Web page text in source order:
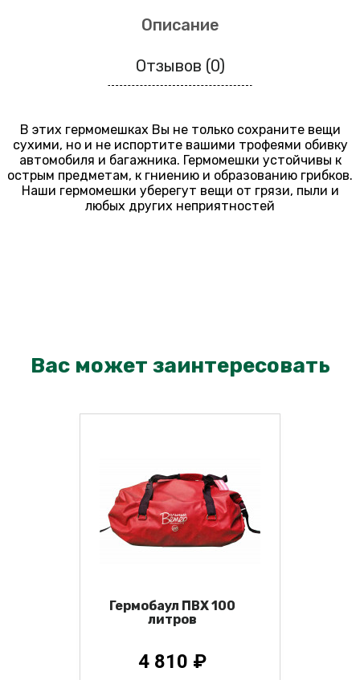
Описание
Отзывов (0)
В этих гермомешках Вы не только сохраните вещи
сухими, но и не испортите вашими трофеями обивку
автомобиля и багажника. Гермомешки устойчивы к
острым предметам, к гниению и образованию грибков.
Наши гермомешки уберегут вещи от грязи, пыли и
любых других неприятностей
Вас может заинтересовать
Гермобаул ПВХ 100
литров
4 810 ₽